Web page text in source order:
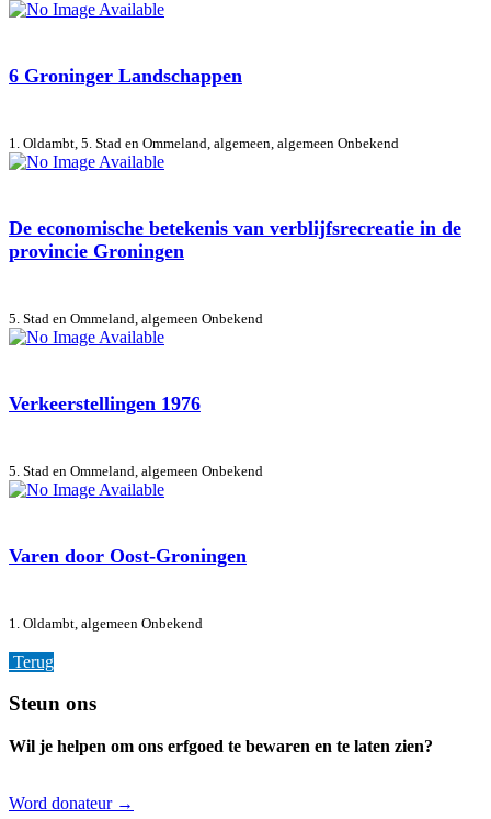
6 Groninger Landschappen
1. Oldambt, 5. Stad en Ommeland, algemeen, algemeen Onbekend
De economische betekenis van verblijfsrecreatie in de
provincie Groningen
5. Stad en Ommeland, algemeen Onbekend
Verkeerstellingen 1976
5. Stad en Ommeland, algemeen Onbekend
Varen door Oost-Groningen
1. Oldambt, algemeen Onbekend
Terug
Footer
Steun ons
Wil je helpen om ons erfgoed te bewaren en te laten zien?
Word donateur →